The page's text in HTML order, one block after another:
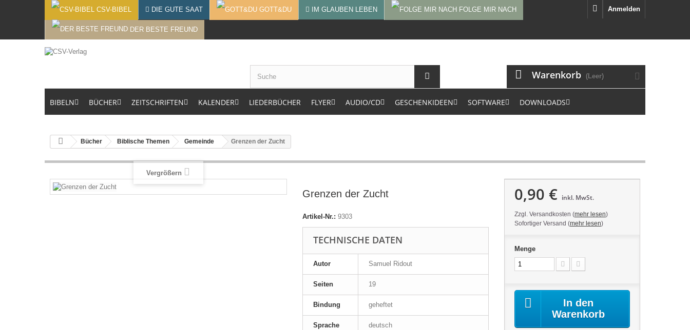
Anmelden
CSV-BIBEL DIE GUTE SAAT GOTT&DU IM GLAUBEN LEBEN FOLGE MIR NACH
DER BESTE FREUND
Warenkorb (Leer)
BIBELN BÜCHER ZEITSCHRIFTEN KALENDER LIEDERBÜCHER FLYER AUDIO/CD GESCHENKIDEEN SOFTWARE DOWNLOADS
Bücher Biblische Themen Gemeinde Grenzen der Zucht
Vergrößern
Grenzen der Zucht
Artikel-Nr.: 9303
TECHNISCHE DATEN
Autor Samuel Ridout
Seiten 19
Bindung geheftet
Sprache deutsch
0,90 € inkl. MwSt.
Zzgl. Versandkosten (mehr lesen)
Sofortiger Versand (mehr lesen)
Menge
In den
Warenkorb